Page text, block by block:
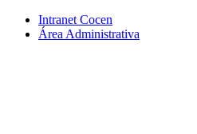
Conteúdo principal Menu principal
Intranet Cocen
Área Administrativa